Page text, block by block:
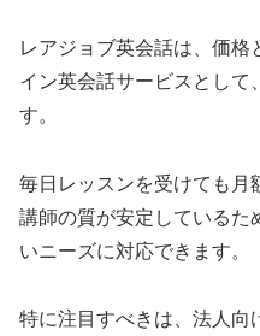
レアジョブ英会話は、価格
イン英会話サービスとして
す。
毎日レッスンを受けても月
講師の質が安定しているた
いニーズに対応できます。
特に注目すべきは、法人向